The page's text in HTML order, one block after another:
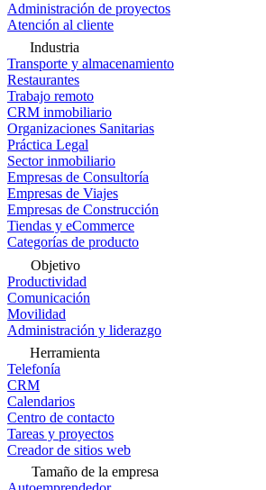
Administración de proyectos
Atención al cliente
Industria
Transporte y almacenamiento
Restaurantes
Trabajo remoto
CRM inmobiliario
Organizaciones Sanitarias
Práctica Legal
Sector inmobiliario
Empresas de Consultoría
Empresas de Viajes
Empresas de Construcción
Tiendas y eCommerce
Categorías de producto
Objetivo
Productividad
Comunicación
Movilidad
Administración y liderazgo
Herramienta
Telefonía
CRM
Calendarios
Centro de contacto
Tareas y proyectos
Creador de sitios web
Tamaño de la empresa